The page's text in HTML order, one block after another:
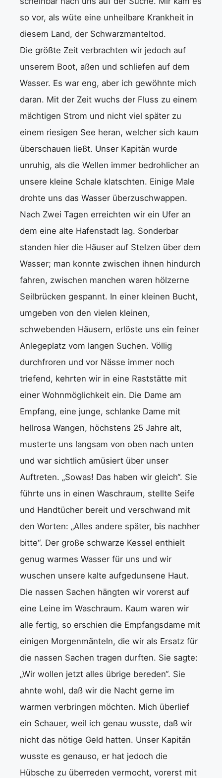
so vor, als wüte eine unheilbare Krankheit in
diesem Land, der Schwarzmanteltod.
Die größte Zeit verbrachten wir jedoch auf
unserem Boot, aßen und schliefen auf dem
Wasser. Es war eng, aber ich gewöhnte mich
daran. Mit der Zeit wuchs der Fluss zu einem
mächtigen Strom und nicht viel später zu
einem riesigen See heran, welcher sich kaum
überschauen ließt. Unser Kapitän wurde
unruhig, als die Wellen immer bedrohlicher an
unsere kleine Schale klatschten. Einige Male
drohte uns das Wasser überzuschwappen.
Nach Zwei Tagen erreichten wir ein Ufer an
dem eine alte Hafenstadt lag. Sonderbar
standen hier die Häuser auf Stelzen über dem
Wasser; man konnte zwischen ihnen hindurch
fahren, zwischen manchen waren hölzerne
Seilbrücken gespannt. In einer kleinen Bucht,
umgeben von den vielen kleinen,
schwebenden Häusern, erlöste uns ein feiner
Anlegeplatz vom langen Suchen. Völlig
durchfroren und vor Nässe immer noch
triefend, kehrten wir in eine Raststätte mit
einer Wohnmöglichkeit ein. Die Dame am
Empfang, eine junge, schlanke Dame mit
hellrosa Wangen, höchstens 25 Jahre alt,
musterte uns langsam von oben nach unten
und war sichtlich amüsiert über unser
Auftreten. „Sowas! Das haben wir gleich“. Sie
führte uns in einen Waschraum, stellte Seife
und Handtücher bereit und verschwand mit
den Worten: „Alles andere später, bis nachher
bitte“. Der große schwarze Kessel enthielt
genug warmes Wasser für uns und wir
wuschen unsere kalte aufgedunsene Haut.
Die nassen Sachen hängten wir vorerst auf
eine Leine im Waschraum. Kaum waren wir
alle fertig, so erschien die Empfangsdame mit
einigen Morgenmänteln, die wir als Ersatz für
die nassen Sachen tragen durften. Sie sagte:
„Wir wollen jetzt alles übrige bereden“. Sie
ahnte wohl, daß wir die Nacht gerne im
warmen verbringen möchten. Mich überlief
ein Schauer, weil ich genau wusste, daß wir
nicht das nötige Geld hatten. Unser Kapitän
wusste es genauso, er hat jedoch die
Hübsche zu überreden vermocht, vorerst mit